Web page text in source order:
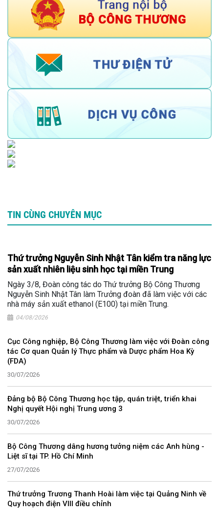
TIN CÙNG CHUYÊN MỤC
Thứ trưởng Nguyễn Sinh Nhật Tân kiểm tra năng lực
sản xuất nhiên liệu sinh học tại miền Trung
Ngày 3/8, Đoàn công tác do Thứ trưởng Bộ Công Thương
Nguyễn Sinh Nhật Tân làm Trưởng đoàn đã làm việc với các
nhà máy sản xuất ethanol (E100) tại miền Trung.
04/08/2026
Cục Công nghiệp, Bộ Công Thương làm việc với Đoàn công
tác Cơ quan Quản lý Thực phẩm và Dược phẩm Hoa Kỳ
(FDA)
30/07/2026
Đảng bộ Bộ Công Thương học tập, quán triệt, triển khai
Nghị quyết Hội nghị Trung ương 3
30/07/2026
Bộ Công Thương dâng hương tưởng niệm các Anh hùng -
Liệt sĩ tại TP. Hồ Chí Minh
27/07/2026
Thứ trưởng Trương Thanh Hoài làm việc tại Quảng Ninh về
Quy hoạch điện VIII điều chỉnh